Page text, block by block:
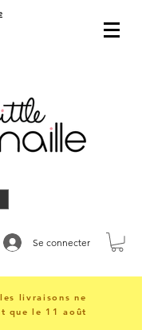
Se connecter
livraisons ne
que le 11 août